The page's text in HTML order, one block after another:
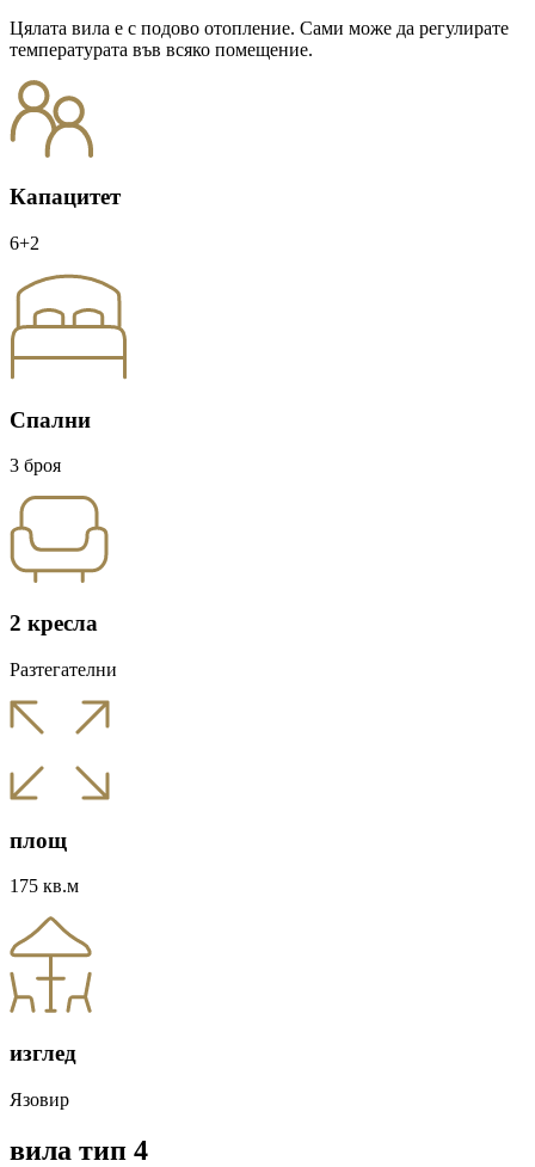
Цялата вила е с подово отопление. Сами може да регулирате
температурата във всяко помещение.
Капацитет
6+2
Спални
3 броя
2 кресла
Разтегателни
площ
175 кв.м
изглед
Язовир
вила тип 4